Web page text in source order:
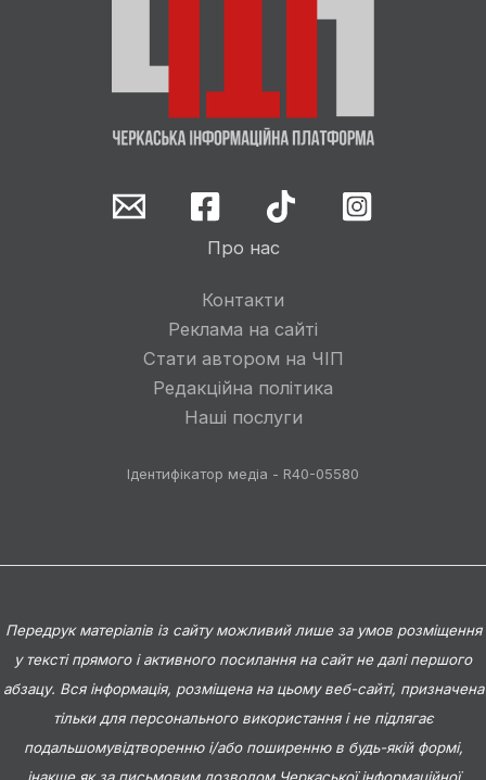
Про нас
Контакти
Реклама на сайті
Стати автором на ЧІП
Редакційна політика
Наші послуги
Ідентифікатор медіа - R40-05580
Передрук матеріалів із сайту можливий лише за умов розміщення
у тексті прямого і активного посилання на сайт не далі першого
абзацу. Вся інформація, розміщена на цьому веб-сайті, призначена
тільки для персонального використання і не підлягає
подальшомувідтворенню і/або поширенню в будь-якій формі,